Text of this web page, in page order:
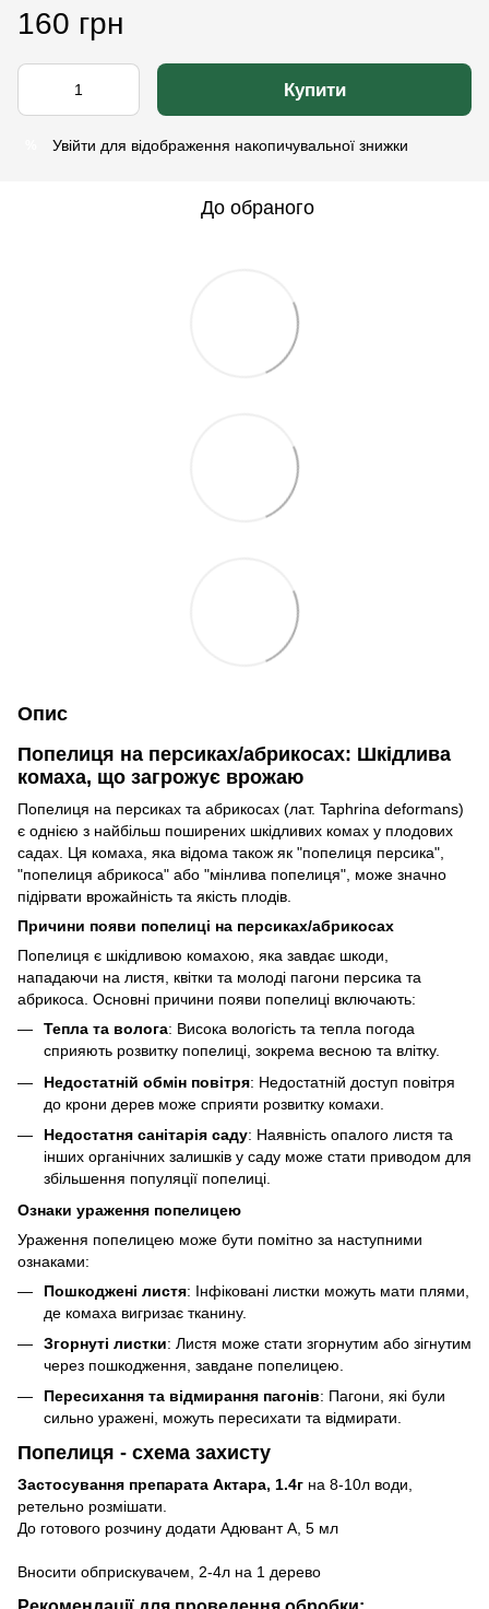
160 грн
Купити
Увійти для відображення накопичувальної знижки
До обраного
Опис
Попелиця на персиках/абрикосах: Шкідлива
комаха, що загрожує врожаю
Попелиця на персиках та абрикосах (лат. Taphrina deformans)
є однією з найбільш поширених шкідливих комах у плодових
садах. Ця комаха, яка відома також як "попелиця персика",
"попелиця абрикоса" або "мінлива попелиця", може значно
підірвати врожайність та якість плодів.
Причини появи попелиці на персиках/абрикосах
Попелиця є шкідливою комахою, яка завдає шкоди,
нападаючи на листя, квітки та молоді пагони персика та
абрикоса. Основні причини появи попелиці включають:
Тепла та волога: Висока вологість та тепла погода
сприяють розвитку попелиці, зокрема весною та влітку.
Недостатній обмін повітря: Недостатній доступ повітря
до крони дерев може сприяти розвитку комахи.
Недостатня санітарія саду: Наявність опалого листя та
інших органічних залишків у саду може стати приводом для
збільшення популяції попелиці.
Ознаки ураження попелицею
Ураження попелицею може бути помітно за наступними
ознаками:
Пошкоджені листя: Інфіковані листки можуть мати плями,
де комаха вигризає тканину.
Згорнуті листки: Листя може стати згорнутим або зігнутим
через пошкодження, завдане попелицею.
Пересихання та відмирання пагонів: Пагони, які були
сильно уражені, можуть пересихати та відмирати.
Попелиця - схема захисту
Застосування препарата Актара, 1.4г на 8-10л води,
ретельно розмішати.
До готового розчину додати Адювант А, 5 мл
Вносити обприскувачем, 2-4л на 1 дерево